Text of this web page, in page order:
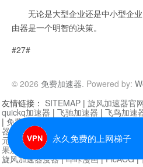
无论是大型企业还是中小型企业
由器是一个明智的决策。
#27#
© 2026 免费加速器. Powered by:
永久免费的上网梯子
友情链接： SITEMAP | 旋风加速器官
quickq加速器 | 飞驰加速器 | 飞鸟加速
| 免费vqn加速外网
器| 快柠檬加速器
元机场加速器 |一元机场|老王加速器
果加速器|黑洞加速
旋风加速器度器|哔咔漫画|PicACG|